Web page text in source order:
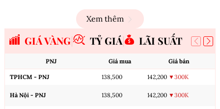
Xem thêm
GIÁ VÀNG TỶ GIÁ LÃI SUẤT
PNJ Giá mua Giá bán
TPHCM - PNJ 138,500 142,200 ▼300K
Hà Nội - PNJ 138,500 142,200 ▼300K